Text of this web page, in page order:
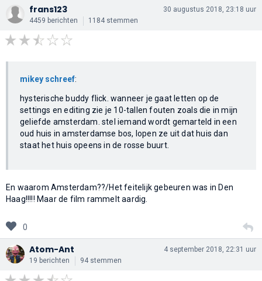
frans123
4459 berichten 1184 stemmen
30 augustus 2018, 23:18 uur
mikey schreef:
hysterische buddy flick. wanneer je gaat letten op de
settings en editing zie je 10-tallen fouten zoals die in mijn
geliefde amsterdam. stel iemand wordt gemarteld in een
oud huis in amsterdamse bos, lopen ze uit dat huis dan
staat het huis opeens in de rosse buurt.
En waarom Amsterdam??/Het feitelijk gebeuren was in Den
Haag!!!!! Maar de film rammelt aardig.
0
Atom-Ant
19 berichten 94 stemmen
4 september 2018, 22:31 uur